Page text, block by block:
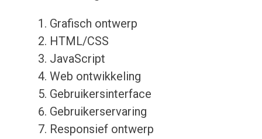
Grafisch ontwerp
HTML/CSS
JavaScript
Web ontwikkeling
Gebruikersinterface
Gebruikerservaring
Responsief ontwerp